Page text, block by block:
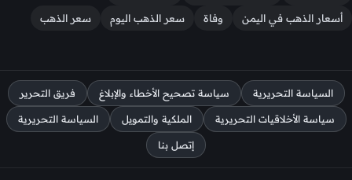
أسعار الذهب في اليمن
وفاة سعر الذهب اليوم سعر الذهب
السياسة التحريرية سياسة تصحيح الأخطاء والإبلاغ فريق التحرير
سياسة الأخلاقيات التحريرية الملكية والتمويل السياسة التحريرية
إتصل بنا